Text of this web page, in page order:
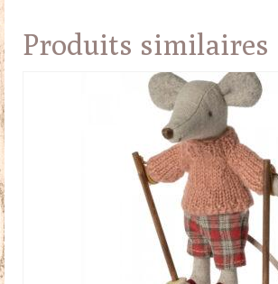
Produits similaires